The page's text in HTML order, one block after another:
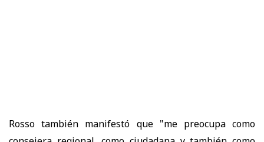
Rosso también manifestó que "me preocupa como